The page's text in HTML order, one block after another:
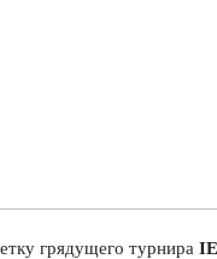
грядущего турнира